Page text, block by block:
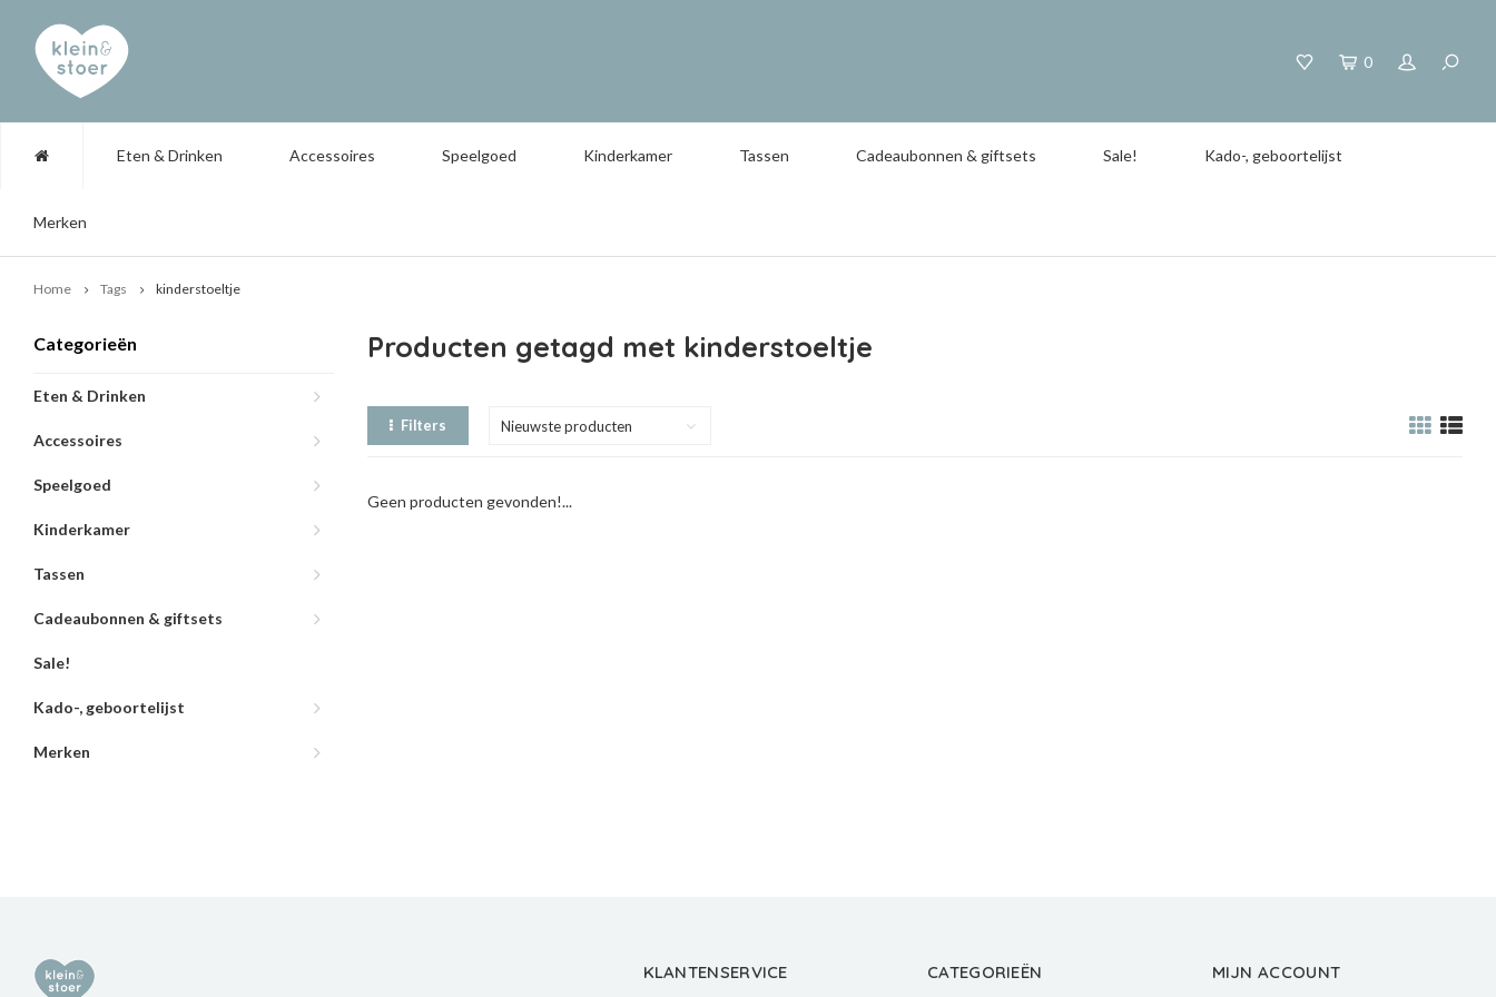
0
Eten & Drinken Accessoires Speelgoed Kinderkamer Tassen Cadeaubonnen & giftsets Sale! Kado-, geboortelijst
Merken
Home Tags kinderstoeltje
Categorieën
Eten & Drinken
Accessoires
Speelgoed
Kinderkamer
Tassen
Cadeaubonnen & giftsets
Sale!
Kado-, geboortelijst
Merken
Producten getagd met kinderstoeltje
Filters Nieuwste producten
Geen producten gevonden!...
KLANTENSERVICE CATEGORIEËN MIJN ACCOUNT